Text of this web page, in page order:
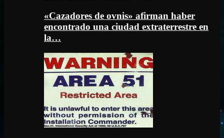
«Cazadores de ovnis» afirman haber
encontrado una ciudad extraterrestre en
la…